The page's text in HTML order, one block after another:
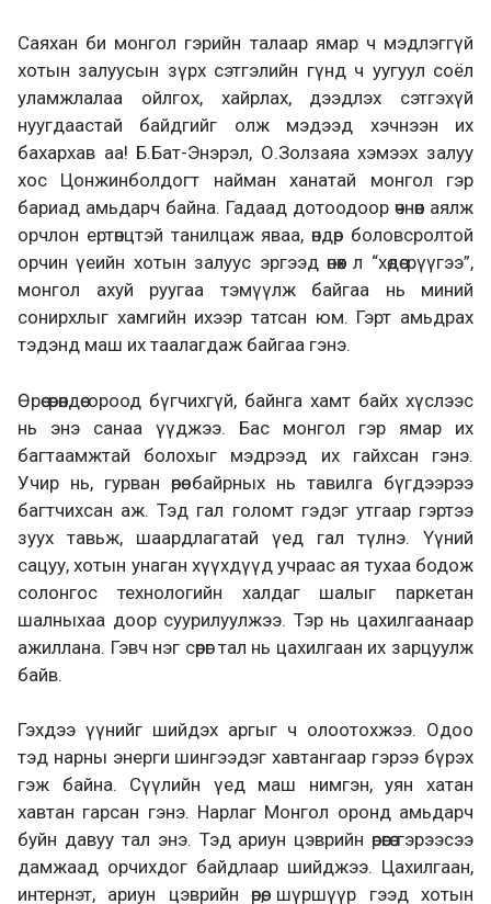
Саяхан би монгол гэрийн талаар ямар ч мэдлэггүй
хотын залуусын зүрх сэтгэлийн гүнд ч уугуул соёл
уламжлалаа ойлгох, хайрлах, дээдлэх сэтгэхүй
нуугдаастай байдгийг олж мэдээд хэчнээн их
бахархав аа! Б.Бат-Энэрэл, О.Золзаяа хэмээх залуу
хос Цонжинболдогт найман ханатай монгол гэр
бариад амьдарч байна. Гадаад дотоодоор өчнөөн аялж
орчлон ертөнцтэй танилцаж яваа, өндөр боловсролтой
орчин үеийн хотын залуус эргээд өнөөх л “хөдөө рүүгээ”,
монгол ахуй руугаа тэмүүлж байгаа нь миний
сонирхлыг хамгийн ихээр татсан юм. Гэрт амьдрах
тэдэнд маш их таалагдаж байгаа гэнэ.
Өрөө өрөөндөө ороод бүгчихгүй, байнга хамт байх хүслээс
нь энэ санаа үүджээ. Бас монгол гэр ямар их
багтаамжтай болохыг мэдрээд их гайхсан гэнэ.
Учир нь, гурван өрөө байрных нь тавилга бүгдээрээ
багтчихсан аж. Тэд гал голомт гэдэг утгаар гэртээ
зуух тавьж, шаардлагатай үед гал түлнэ. Үүний
сацуу, хотын унаган хүүхдүүд учраас ая тухаа бодож
солонгос технологийн халдаг шалыг паркетан
шалныхаа доор суурилуулжээ. Тэр нь цахилгаанаар
ажиллана. Гэвч нэг сөрөг тал нь цахилгаан их зарцуулж
байв.
Гэхдээ үүнийг шийдэх аргыг ч олоотохжээ. Одоо
тэд нарны энерги шингээдэг хавтангаар гэрээ бүрэх
гэж байна. Сүүлийн үед маш нимгэн, уян хатан
хавтан гарсан гэнэ. Нарлаг Монгол оронд амьдарч
буйн давуу тал энэ. Тэд ариун цэврийн өрөөгөө гэрээсээ
дамжаад орчихдог байдлаар шийджээ. Цахилгаан,
интернэт, ариун цэврийн өрөө, шүршүүр гээд хотын